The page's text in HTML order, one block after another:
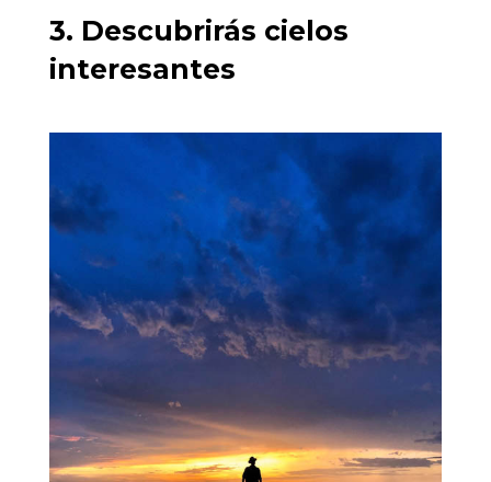
3. Descubrirás cielos
interesantes